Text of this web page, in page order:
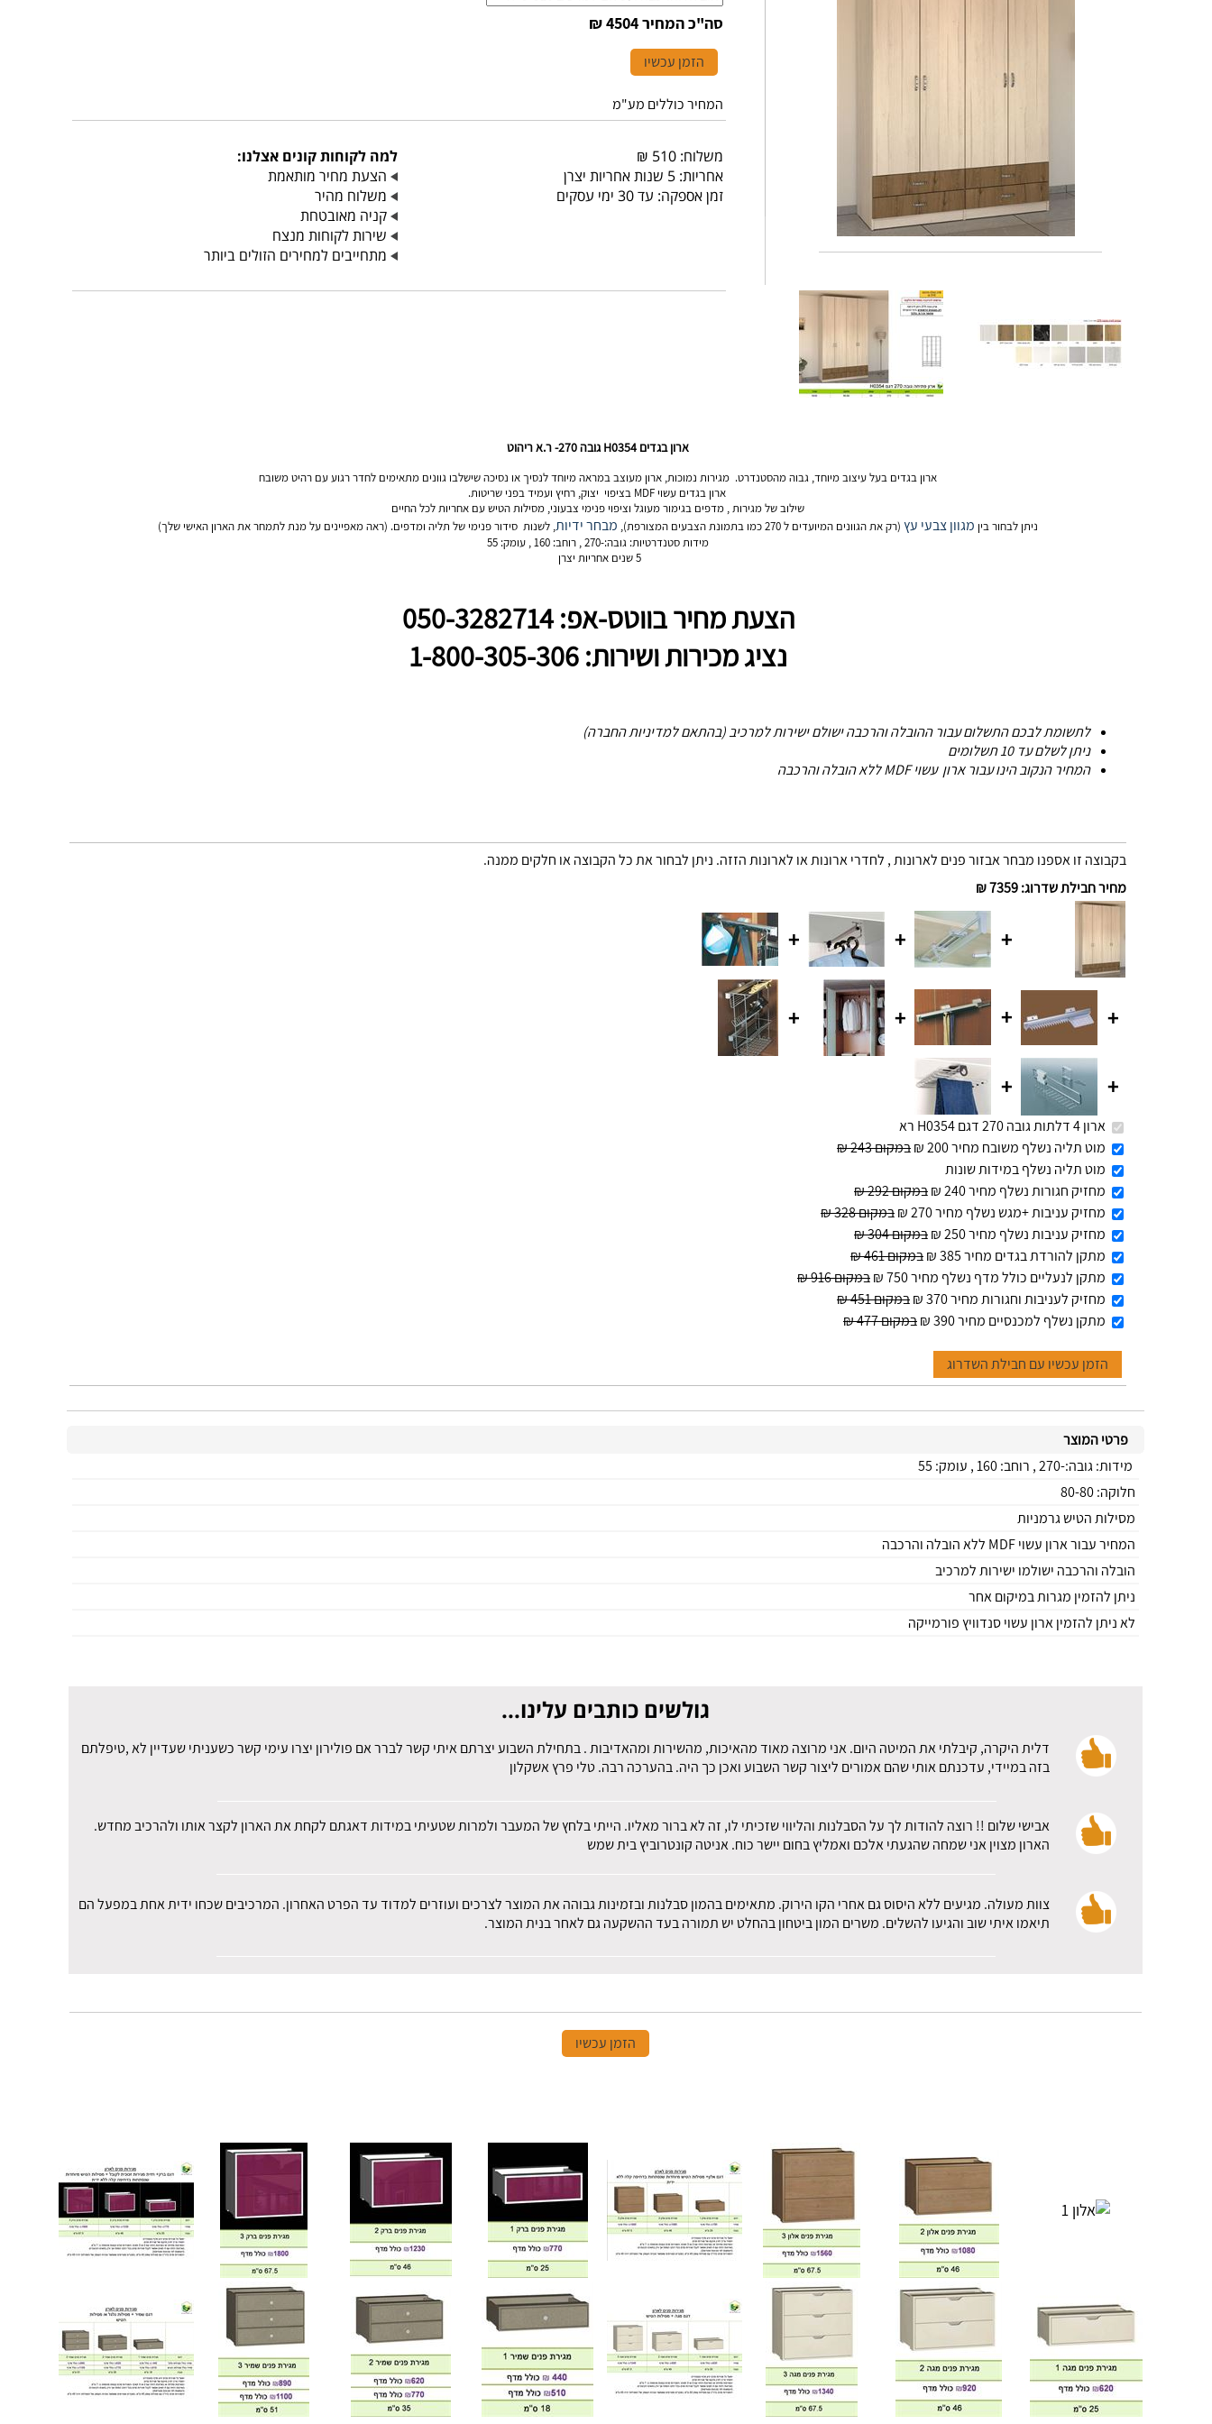
סה"כ המחיר4504 ₪
הזמן עכשיו
המחיר כוללים מע"מ
משלוח: 510 ₪
אחריות: 5 שנות אחריות יצרן
זמן אספקה: עד 30 ימי עסקים
למה לקוחות קונים אצלנו:
הצעת מחיר מותאמת
משלוח מהיר
קניה מאובטחת
שירות לקוחות מנצח
מתחייבים למחירים הזולים ביותר
ארון בגדים H0354 גובה 270- ר.א ריהוט
ארון בגדים בעל עיצוב מיוחד, גבוה מהסטנדרט. מגירות נמוכות, ארון מעוצב במראה מיוחד לנסיך או נסיכה שישלבו גוונים מתאימים לחדר רגוע עם רהיט משובח
ארון בגדים עשוי MDF בציפוי יצוק, רחיץ ועמיד בפני שריטות.
שילוב של מגירות , מדפים בגימור מעוגל וציפוי פנימי צבעוני, מסילות הטיש עם אחריות לכל החיים
ניתן לבחור בין מגוון צבעי עץ (רק את הגוונים המיועדים ל 270 כמו בתמונת הצבעים המצורפת), מבחר ידיות, לשנות סידור פנימי של תליה ומדפים. (ראה מאפיינים על מנת לתמחר את הארון האישי שלך)
מידות סטנדרטיות: גובה:-270 , רוחב: 160 , עומק: 55
5 שנים אחריות יצרן
הצעת מחיר בווטס-אפ: 050-3282714
נציג מכירות ושירות: 1-800-305-306
לתשומת לבכם התשלום עבור ההובלה והרכבה ישולם ישירות למרכיב (בהתאם למדיניות החברה)
ניתן לשלם עד 10 תשלומים
המחיר הנקוב הינו עבור ארון עשוי MDF ללא הובלה והרכבה
בקבוצה זו אספנו מבחר אבזור פנים לארונות , לחדרי ארונות או לארונות הזזה. ניתן לבחור את כל הקבוצה או חלקים ממנה.
מחיר חבילת שדרוג:
7359 ₪
+
+
+
+
+
+
+
+
+
ארון 4 דלתות גובה 270 דגם H0354 רא
מוט תליה נשלף משובח מחיר 200 ₪
במקום 243 ₪
מוט תליה נשלף במידות שונות
מחזיק חגורות נשלף מחיר 240 ₪
במקום 292 ₪
מחזיק עניבות +מגש נשלף מחיר 270 ₪
במקום 328 ₪
מחזיק עניבות נשלף מחיר 250 ₪
במקום 304 ₪
מתקן להורדת בגדים מחיר 385 ₪
במקום 461 ₪
מתקן לנעליים כולל מדף נשלף מחיר 750 ₪
במקום 916 ₪
מחזיק לעניבות וחגורות מחיר 370 ₪
במקום 451 ₪
מתקן נשלף למכנסיים מחיר 390 ₪
במקום 477 ₪
הזמן עכשיו עם חבילת השדרוג
פרטי המוצר
מידות: גובה:-270 , רוחב: 160 , עומק: 55
חלוקה: 80-80
מסילות הטיש גרמניות
המחיר עבור ארון עשוי MDF ללא הובלה והרכבה
הובלה והרכבה ישולמו ישירות למרכיב
ניתן להזמין מגרות במיקום אחר
לא ניתן להזמין ארון עשוי סנדוויץ פורמייקה
גולשים כותבים עלינו...
דלית היקרה, קיבלתי את המיטה היום. אני מרוצה מאוד מהאיכות, מהשירות ומהאדיבות . בתחילת השבוע יצרתם איתי קשר לברר אם פולירון יצרו עימי קשר כשעניתי שעדיין לא ,טיפלתם
בזה במיידי, עדכנתם אותי שהם אמורים ליצור קשר השבוע ואכן כך היה. בהערכה רבה. טלי פרץ אשקלון
אבישי שלום !! רוצה להודות לך על הסבלנות והליווי שזכיתי לו, זה לא ברור מאליו. הייתי בלחץ של המעבר ולמרות שטעיתי במידות דאגתם לקחת את הארון לקצר אותו ולהרכיב מחדש.
הארון מצוין אני שמחה שהגעתי אלכם ואמליץ בחום יישר כוח. אניטה קונטרוביץ בית שמש
צוות מעולה. מגיעים ללא היסוס גם אחרי הקו הירוק. מתאימים בהמון סבלנות ובזמינות גבוהה את המוצר לצרכים ועוזרים למדוד עד הפרט האחרון. המרכיבים שכחו ידית אחת במפעל הם
תיאמו איתי שוב והגיעו להשלים. משרים המון ביטחון בהחלט יש תמורה בעד ההשקעה גם לאחר בנית המוצר.
הזמן עכשיו